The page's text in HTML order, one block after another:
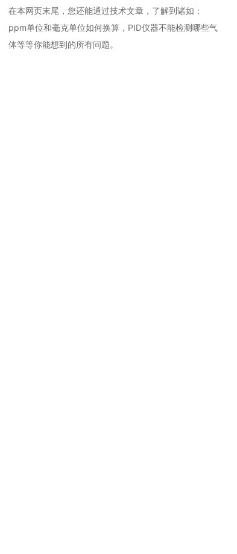
在本网页末尾，您还能通过技术文章，了解到诸如：
ppm单位和毫克单位如何换算，PID仪器不能检测哪些气
体等等你能想到的所有问题。